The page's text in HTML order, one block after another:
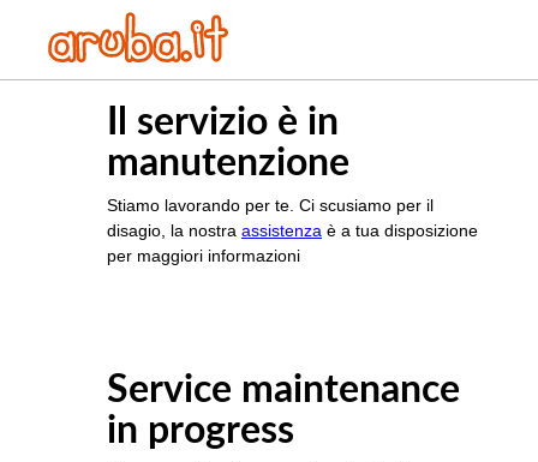
Il servizio è in
manutenzione
Stiamo lavorando per te. Ci scusiamo per il
disagio, la nostra assistenza è a tua disposizione
per maggiori informazioni
Service maintenance
in progress